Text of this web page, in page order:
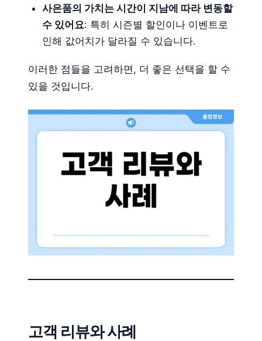
사은품의 가치는 시간이 지남에 따라 변동할
수 있어요: 특히 시즌별 할인이나 이벤트로
인해 값어치가 달라질 수 있습니다.
이러한 점들을 고려하면, 더 좋은 선택을 할 수
있을 것입니다.
고객 리뷰와 사례